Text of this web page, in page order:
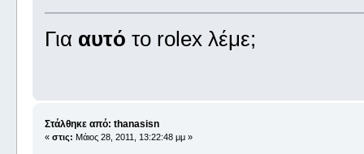
Για αυτό το rolex λέμε;
Στάλθηκε από: thanasisn
« στις: Μάιος 28, 2011, 13:22:48 μμ »